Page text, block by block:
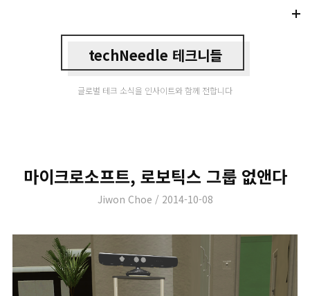
techNeedle 테크니들
글로벌 테크 소식을 인사이트와 함께 전합니다
마이크로소프트, 로보틱스 그룹 없앤다
Author
Jiwon Choe
Posted
2014-10-08